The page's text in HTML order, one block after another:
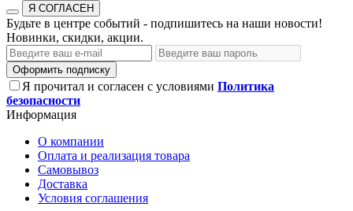
Я СОГЛАСЕН
Будьте в центре событий - подпишитесь на наши новости!
Новинки, скидки, акции.
Оформить подписку
Я прочитал и согласен с условиями Политика
безопасности
Информация
О компании
Оплата и реализация товара
Самовывоз
Доставка
Условия соглашения